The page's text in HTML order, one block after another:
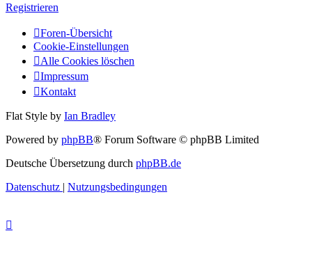
Registrieren
Foren-Übersicht
Cookie-Einstellungen
Alle Cookies löschen
Impressum
Kontakt
Flat Style by Ian Bradley
Powered by phpBB® Forum Software © phpBB Limited
Deutsche Übersetzung durch phpBB.de
Datenschutz | Nutzungsbedingungen